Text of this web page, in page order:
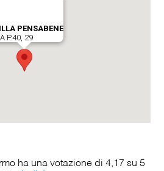
ha una votazione di 4,17 su 5